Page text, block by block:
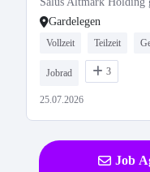
Gardelegen
Vollzeit Teilzeit
Jobrad 3
25.07.2026
Job